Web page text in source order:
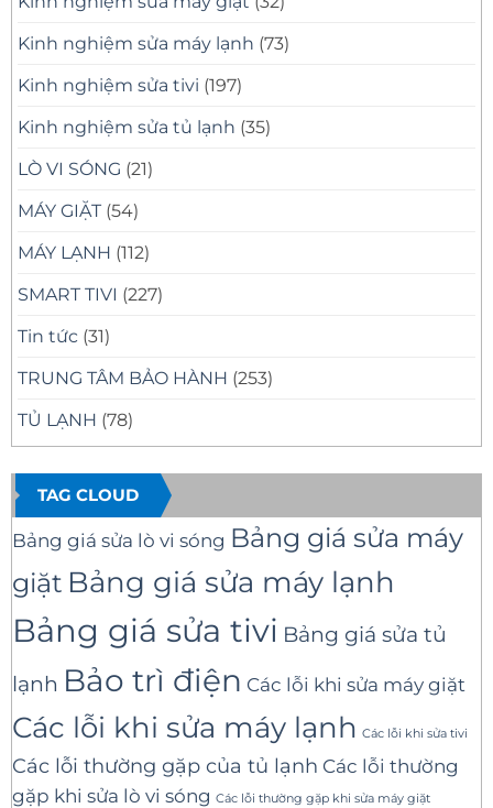
Kinh nghiệm sửa máy lạnh (73)
Kinh nghiệm sửa tivi (197)
Kinh nghiệm sửa tủ lạnh (35)
LÒ VI SÓNG (21)
MÁY GIẶT (54)
MÁY LẠNH (112)
SMART TIVI (227)
Tin tức (31)
TRUNG TÂM BẢO HÀNH (253)
TỦ LẠNH (78)
TAG CLOUD
Bảng giá sửa lò vi sóng Bảng giá sửa máy
giặt Bảng giá sửa máy lạnh
Bảng giá sửa tivi Bảng giá sửa tủ
lạnh Bảo trì điện Các lỗi khi sửa máy giặt
Các lỗi khi sửa máy lạnh Các lỗi khi sửa tivi
Các lỗi thường gặp của tủ lạnh Các lỗi thường
gặp khi sửa lò vi sóng Các lỗi thường gặp khi sửa máy giặt